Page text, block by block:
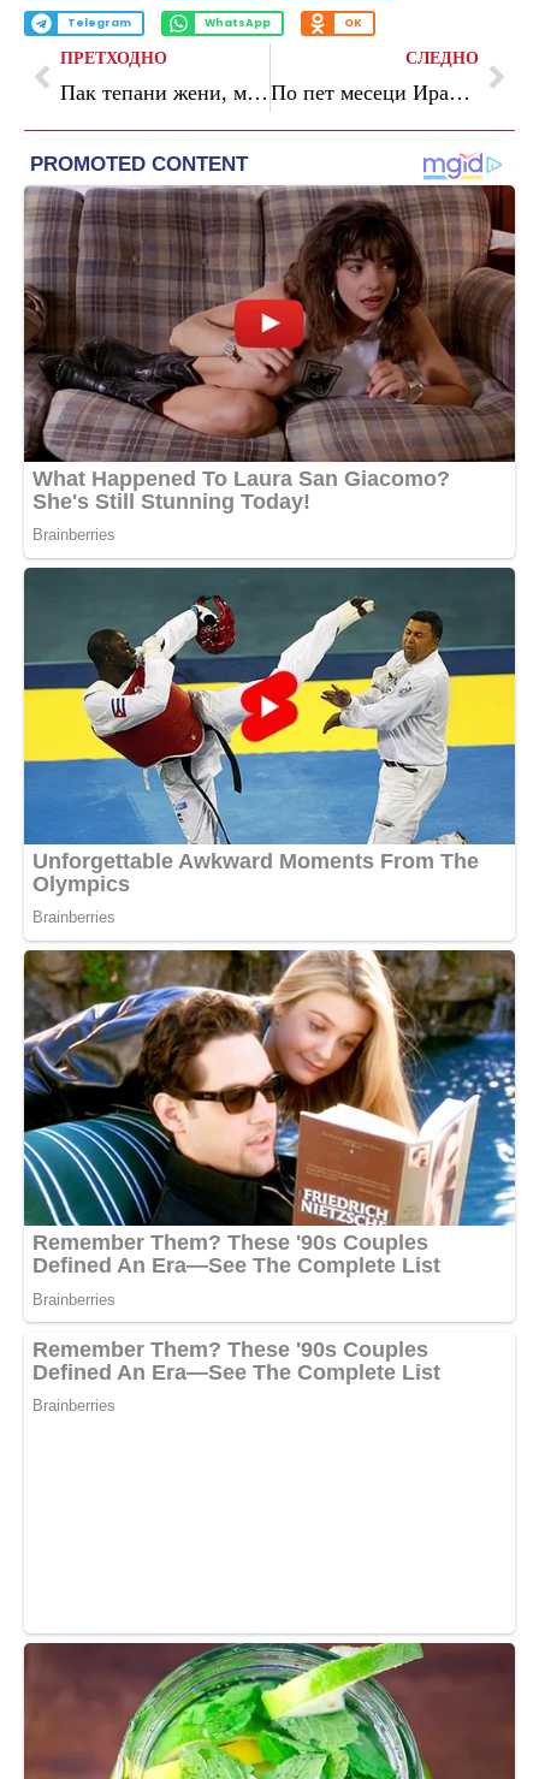
Telegram WhatsApp OK
ПРЕТХОДНО
Пак тепани жени, мајки, снаи, браќа и партнерки
СЛЕДНО
По пет месеци Иран и Катар ја обновуваат поморската трговија